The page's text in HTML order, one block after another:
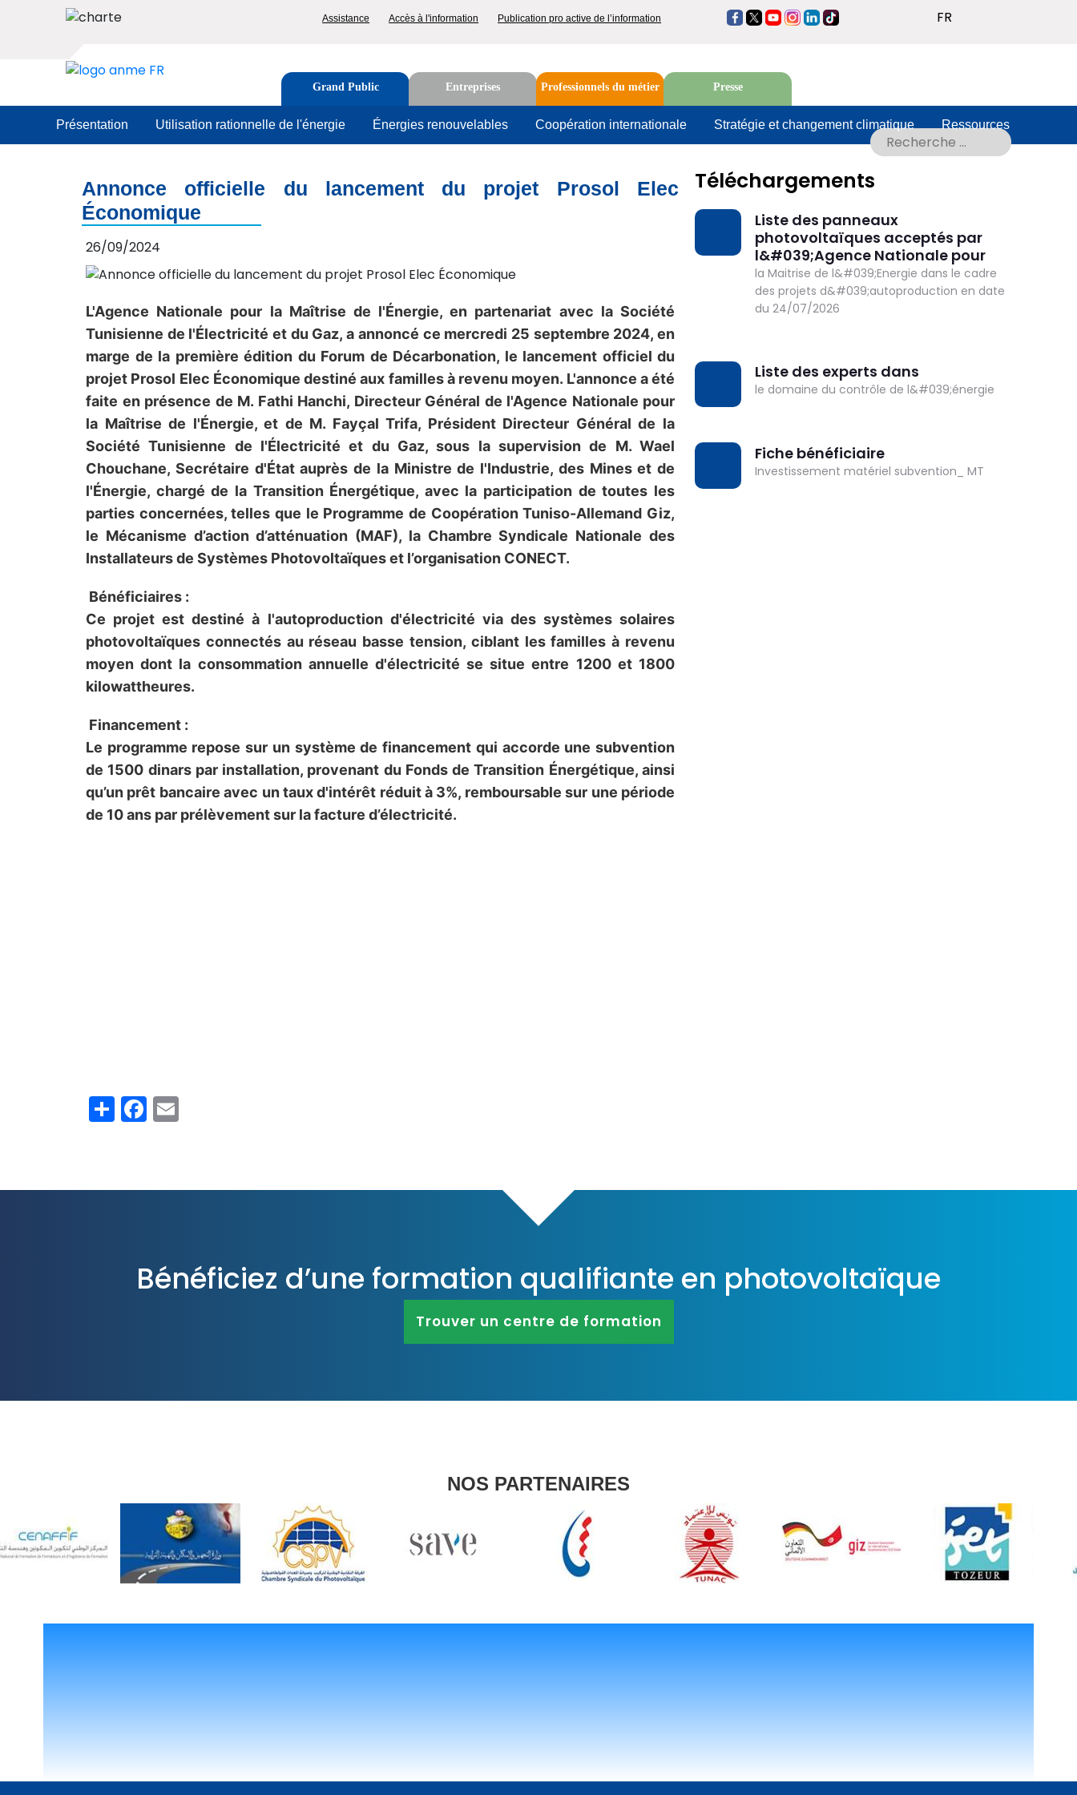
Top
Assistance Accès à l'information Publication pro active de l’information https://www.facebook.com/anmetun
https://twitter.com/ANMETunisie
https://www.youtube.com/@ANMETunisie2014
https://www.instagram.com/anmetunisie
https://www.linkedin.com/company/
l-
https://www.tiktok.com/@anmetunisie
FR
Image
Rechercher
Tabs
menu
Grand Public Entreprises Professionnels du métier Presse
Présentation Utilisation rationnelle de l'énergie Énergies renouvelables Coopération internationale Stratégie et changement climatique Ressources
Annonce officielle du lancement du projet Prosol Elec
Économique
26/09/2024
L'Agence Nationale pour la Maîtrise de l'Énergie, en partenariat avec la Société
Tunisienne de l'Électricité et du Gaz, a annoncé ce mercredi 25 septembre 2024, en
marge de la première édition du Forum de Décarbonation, le lancement officiel du
projet Prosol Elec Économique destiné aux familles à revenu moyen. L'annonce a été
faite en présence de M. Fathi Hanchi, Directeur Général de l'Agence Nationale pour
la Maîtrise de l'Énergie, et de M. Fayçal Trifa, Président Directeur Général de la
Société Tunisienne de l'Électricité et du Gaz, sous la supervision de M. Wael
Chouchane, Secrétaire d'État auprès de la Ministre de l'Industrie, des Mines et de
l'Énergie, chargé de la Transition Énergétique, avec la participation de toutes les
parties concernées, telles que le Programme de Coopération Tuniso-Allemand Giz,
le Mécanisme d’action d’atténuation (MAF), la Chambre Syndicale Nationale des
Installateurs de Systèmes Photovoltaïques et l’organisation CONECT.
Bénéficiaires :
Ce projet est destiné à l'autoproduction d'électricité via des systèmes solaires
photovoltaïques connectés au réseau basse tension, ciblant les familles à revenu
moyen dont la consommation annuelle d'électricité se situe entre 1200 et 1800
kilowattheures.
Financement :
Le programme repose sur un système de financement qui accorde une subvention
de 1500 dinars par installation, provenant du Fonds de Transition Énergétique, ainsi
qu’un prêt bancaire avec un taux d'intérêt réduit à 3%, remboursable sur une période
de 10 ans par prélèvement sur la facture d’électricité.
ShareFacebook
Téléchargements
DOWNLOADListe des panneaux
photovoltaïques acceptés par
l&#039;Agence Nationale pour
la Maitrise de l&#039;Energie dans le cadre
des projets d&#039;autoproduction en date
du 24/07/2026
DOWNLOADListe des experts dans
le domaine du contrôle de l&#039;énergie
DOWNLOADFiche bénéficiaire
Investissement matériel subvention_ MT
Bénéficiez d’une formation qualifiante en photovoltaïque
Trouver un centre de formation
NOS PARTENAIRES